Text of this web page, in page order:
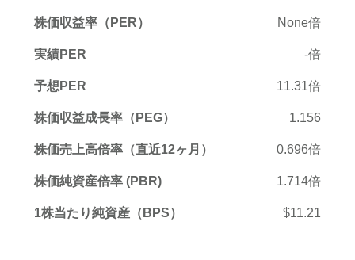
株価収益率（PER） None倍
実績PER -倍
予想PER 11.31倍
株価収益成長率（PEG） 1.156
株価売上高倍率（直近12ヶ月） 0.696倍
株価純資産倍率 (PBR) 1.714倍
1株当たり純資産（BPS） $11.21